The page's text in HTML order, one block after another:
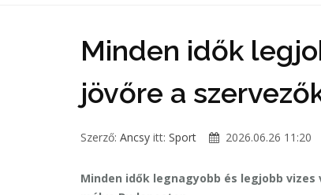
Minden idők
jövőre a
Szerző: Ancsy itt: Sport 2026.06.26 11:20
Minden idők legnagyobb és legjobb